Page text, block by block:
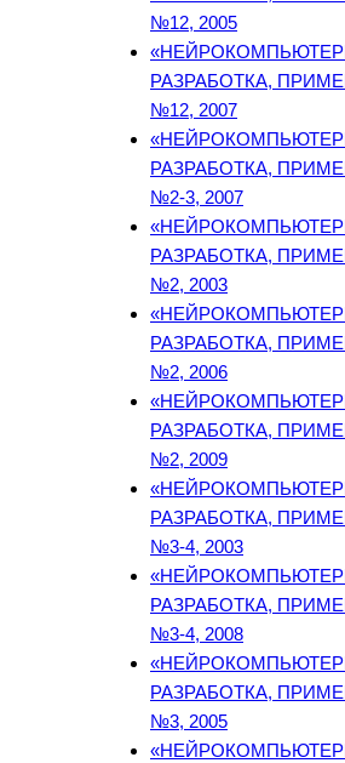
№12, 2005
РАЗРАБОТКА,
№12, 2007
РАЗРАБОТКА,
№2-3, 2007
РАЗРАБОТКА,
№2, 2003
РАЗРАБОТКА,
№2, 2006
РАЗРАБОТКА,
№2, 2009
РАЗРАБОТКА,
№3-4, 2003
РАЗРАБОТКА,
№3-4, 2008
РАЗРАБОТКА,
№3, 2005